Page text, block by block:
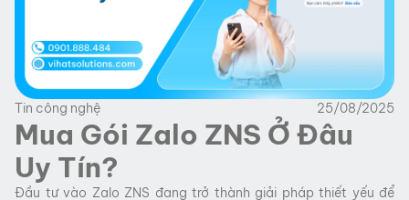
Tin công nghệ 25/08/2025
Mua Gói Zalo ZNS Ở Đâu
Uy Tín?
Đầu tư vào Zalo ZNS đang trở thành giải pháp thiết yếu để